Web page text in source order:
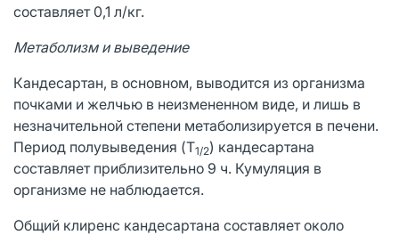
составляет 0,1 л/кг.
Метаболизм и выведение
Кандесартан, в основном, выводится из организма
почками и желчью в неизмененном виде, и лишь в
незначительной степени метаболизируется в печени.
Период полувыведения (T1/2) кандесартана
составляет приблизительно 9 ч. Кумуляция в
организме не наблюдается.
Общий клиренс кандесартана составляет около